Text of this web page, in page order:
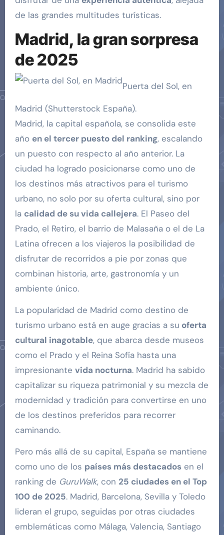
de las grandes multitudes turísticas.
Madrid, la gran sorpresa
de 2025
Puerta del Sol, en
Madrid (Shutterstock España).
Madrid, la capital española, se consolida este
año en el tercer puesto del ranking, escalando
un puesto con respecto al año anterior. La
ciudad ha logrado posicionarse como uno de
los destinos más atractivos para el turismo
urbano, no solo por su oferta cultural, sino por
la calidad de su vida callejera. El Paseo del
Prado, el Retiro, el barrio de Malasaña o el de La
Latina ofrecen a los viajeros la posibilidad de
disfrutar de recorridos a pie por zonas que
combinan historia, arte, gastronomía y un
ambiente único.
La popularidad de Madrid como destino de
turismo urbano está en auge gracias a su oferta
cultural inagotable, que abarca desde museos
como el Prado y el Reina Sofía hasta una
impresionante vida nocturna. Madrid ha sabido
capitalizar su riqueza patrimonial y su mezcla de
modernidad y tradición para convertirse en uno
de los destinos preferidos para recorrer
caminando.
Pero más allá de su capital, España se mantiene
como uno de los países más destacadosen el
ranking de GuruWalk, con 25 ciudades en el Top
100 de 2025. Madrid, Barcelona, Sevilla y Toledo
lideran el grupo, seguidas por otras ciudades
emblemáticas como Málaga, Valencia, Santiago